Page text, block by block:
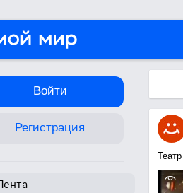
Войти
Регистрация